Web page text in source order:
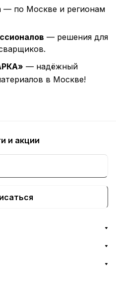
— по Москве и регионам
— решения для
— надёжный
в Москве!
и акции